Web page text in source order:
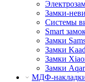
Замки-
Системы
Smart
Замки
Замки
Замки
Замки
МДФ-